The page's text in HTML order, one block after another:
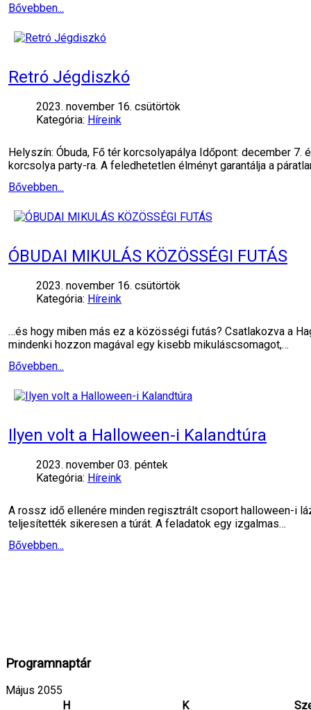
Bővebben...
Retró Jégdiszkó
2023. november 16. csütörtök
Kategória: Híreink
Helyszín: Óbuda, Fő tér korcsolyapálya Időpont: december
korcsolya party-ra. A feledhetetlen élményt garantálja a
Bővebben...
ÓBUDAI MIKULÁS KÖZÖSSÉGI FUTÁS
2023. november 16. csütörtök
Kategória: Híreink
…és hogy miben más ez a közösségi futás? Csatlakozva a
mindenki hozzon magával egy kisebb mikuláscsomagot,…
Bővebben...
Ilyen volt a Halloween-i Kalandtúra
2023. november 03. péntek
Kategória: Híreink
A rossz idő ellenére minden regisztrált csoport halloween-i
teljesítették sikeresen a túrát. A feladatok egy izgalmas…
Bővebben...
Programnaptár
Május 2055
H
K